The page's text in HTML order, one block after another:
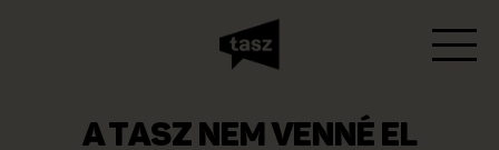
A TASZ NEM VENNÉ EL